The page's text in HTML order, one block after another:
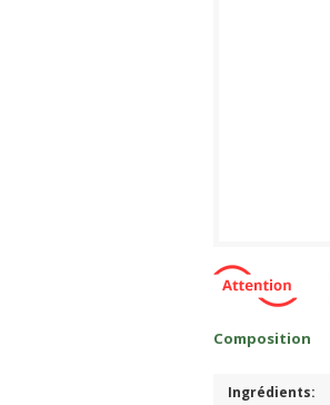
Composition
Ingrédients: